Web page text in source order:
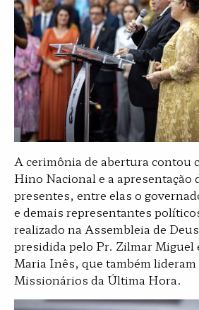
A cerimônia de abertura contou
Hino Nacional e a apresentação
presentes, entre elas o
e demais representantes
realizado na Assembleia de
presidida pelo Pr. Zilmar Miguel
Maria Inês, que também lideram
Missionários da Última Hora.